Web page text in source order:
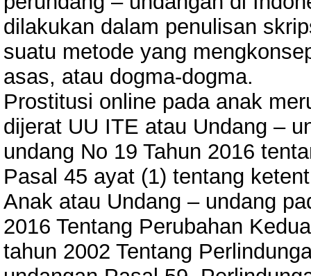
dilakukan dalam penulisan
suatu metode yang
asas, atau dogma-dogma.
Prostitusi online pada anak
dijerat UU ITE atau Undang –
undang No 19 Tahun 2016
Pasal 45 ayat (1) tentang
Anak atau Undang – undang
2016 Tentang Perubahan
tahun 2002 Tentang